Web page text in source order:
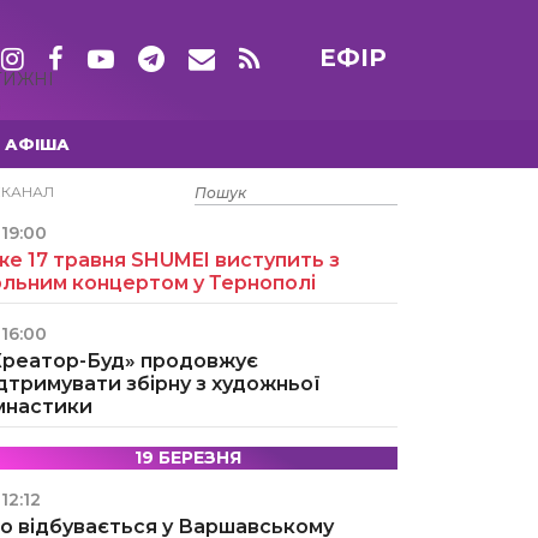
ЕФІР
АФІША
15 ТРАВНЯ
19:00
17 травня SHUMEI виступить з
концертом у Тернополі
16:00
Буд» продовжує
збірну з художньої
19 БЕРЕЗНЯ
12:12
відбувається у Варшавському